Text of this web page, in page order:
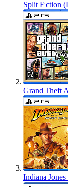
Split Fiction
Grand Theft
Indiana